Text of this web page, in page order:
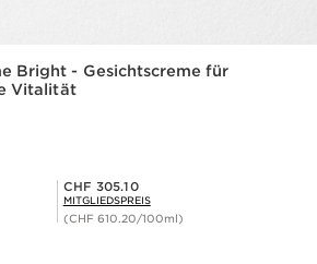
Bright - Gesichtscreme für
Vitalität
Mitgliederpreis CHF 305.10
CHF 305.10
MITGLIEDSPREIS
(CHF 610.20/100ml)